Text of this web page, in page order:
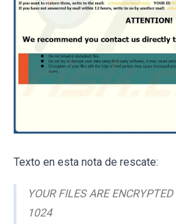
Texto en esta nota de rescate:
YOUR FILES ARE ENCRYPTED
1024